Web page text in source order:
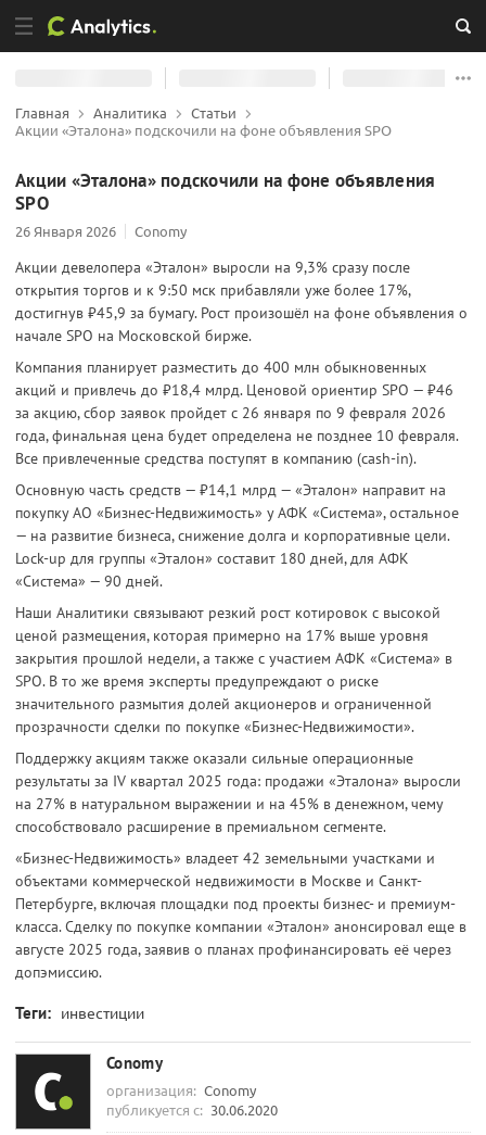
Главная Аналитика
Статьи
Акции «Эталона» подскочили на фоне объявления SPO
Акции «Эталона» подскочили на фоне объявления
SPO
26 Января 2026 Conomy
Акции девелопера «Эталон» выросли на 9,3% сразу после
открытия торгов и к 9:50 мск прибавляли уже более 17%,
достигнув ₽45,9 за бумагу. Рост произошёл на фоне объявления о
начале SPO на Московской бирже.
Компания планирует разместить до 400 млн обыкновенных
акций и привлечь до ₽18,4 млрд. Ценовой ориентир SPO — ₽46
за акцию, сбор заявок пройдет с 26 января по 9 февраля 2026
года, финальная цена будет определена не позднее 10 февраля.
Все привлеченные средства поступят в компанию (cash-in).
Основную часть средств — ₽14,1 млрд — «Эталон» направит на
покупку АО «Бизнес-Недвижимость» у АФК «Система», остальное
— на развитие бизнеса, снижение долга и корпоративные цели.
Lock-up для группы «Эталон» составит 180 дней, для АФК
«Система» — 90 дней.
Наши Аналитики связывают резкий рост котировок с высокой
ценой размещения, которая примерно на 17% выше уровня
закрытия прошлой недели, а также с участием АФК «Система» в
SPO. В то же время эксперты предупреждают о риске
значительного размытия долей акционеров и ограниченной
прозрачности сделки по покупке «Бизнес-Недвижимости».
Поддержку акциям также оказали сильные операционные
результаты за IV квартал 2025 года: продажи «Эталона» выросли
на 27% в натуральном выражении и на 45% в денежном, чему
способствовало расширение в премиальном сегменте.
«Бизнес-Недвижимость» владеет 42 земельными участками и
объектами коммерческой недвижимости в Москве и Санкт-
Петербурге, включая площадки под проекты бизнес- и премиум-
класса. Сделку по покупке компании «Эталон» анонсировал еще в
августе 2025 года, заявив о планах профинансировать её через
допэмиссию.
Теги: инвестиции
Conomy
организация: Conomy
публикуется с: 30.06.2020